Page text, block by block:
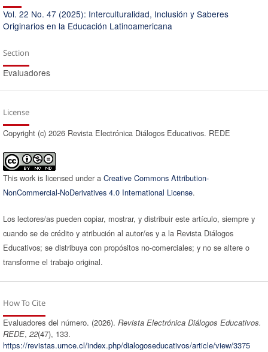
Vol. 22 No. 47 (2025): Interculturalidad, Inclusión y Saberes
Originarios en la Educación Latinoamericana
Section
Evaluadores
License
Copyright (c) 2026 Revista Electrónica Diálogos Educativos. REDE
This work is licensed under a Creative Commons Attribution-
NonCommercial-NoDerivatives 4.0 International License.
Los lectores/as pueden copiar, mostrar, y distribuir este artículo, siempre y
cuando se de crédito y atribución al autor/es y a la Revista Diálogos
Educativos; se distribuya con propósitos no-comerciales; y no se altere o
transforme el trabajo original.
How To Cite
Evaluadores del número. (2026). Revista Electrónica Diálogos Educativos.
REDE, 22(47), 133.
https://revistas.umce.cl/index.php/dialogoseducativos/article/view/3375